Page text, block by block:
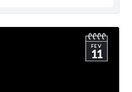
FEV
11